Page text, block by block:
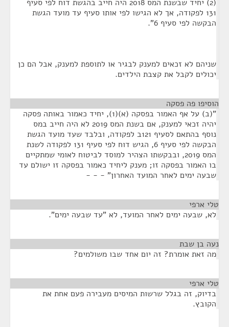
(2) יחיד שבשנת המס 2018 היה חייב בהגשת דוח לפי סעיף
131 לפקודה, אך לא הגישו לפי אותו סעיף עד מועד הגשת
הבקשה לפי סעיף 6".
שניהם לא זכאים למענק לבגיר או לתוספת למענק, אבל הם כן
יכולים לקבל את קצבת הילדים.
הוסיפו פה פסקה
"(ב) על אף האמור בפסקה (א)(1), יחיד כאמור באותה פסקה
יהיה זכאי למענק, אם בשנת המס 2019 לא היה חייב במס
נוסף בהתאם לסעיף 121ב לפקודה, ובלבד שעד מועד הגשת
הבקשה לפי סעיף 6, הגיש דוח לפי סעיף 131 לפקודה לשנת
המס 2019, ובבקשתו הצהיר למוסד לביטוח לאומי שמתקיים
בו האמור בפסקה זו; מענק ליחיד כאמור בפסקה זו ישולם עד
שבעה ימים לאחר המועד האחרון" - - -
טלי ארפי
לא, שבעה ימים לאחר המועד, לא "עד שבעה ימים".
נעה בן שבת
מה זאת אומרת? זה יום אחד שבו משולמים?
טלי ארפי
בדיוק, זה בגלל שרשות המיסים מעבירה פעם אחת את
הקובץ.